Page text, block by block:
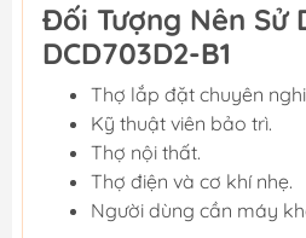
Đối Tượng Nên Sử
DCD703D2-B1
Thợ lắp đặt chuyên
Kỹ thuật viên bảo trì.
Thợ nội thất.
Thợ điện và cơ khí nhẹ.
Người dùng cần máy